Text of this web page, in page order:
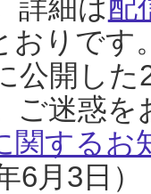
詳細は配
おりです
公開し
ご迷惑
関するお
6月3日）